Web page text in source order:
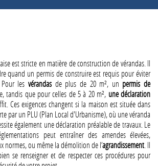
est stricte en matière de construction de vérandas. Il
quand un permis de construire est requis pour éviter
Pour lesvérandas de plus de 20 m², un permis de
tandis que pour celles de 5 à 20 m², une déclaration
Ces exigences changent si la maison est située dans
par un PLU (Plan Local d'Urbanisme), où une véranda
également une déclaration préalable de travaux. Le
peut entraîner des amendes élevées,
normes, ou même la démolition de l’agrandissement . Il
se renseigner et de respecter ces procédures pour